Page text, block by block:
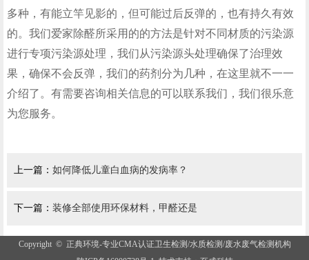
多种，有能立竿见影的，但可能过后反弹的，也有持久有效
的。我们爱家除醛所采用的的方法是针对不同材质的污染源
进行专项污染源处理，我们从污染源头处理确保了治理效
果，确保不会反弹，我们的药剂分为几种，在这里就不一一
介绍了。有需要咨询相关信息的可以联系我们，我们很乐意
为您服务。
上一篇： 如何降低儿童白血病的发病率？
下一篇： 装修全部使用环保材料，甲醛还是
Copyright © 正典环境-专业CMA认证卫生检测/水质检测/废水废气检测机构